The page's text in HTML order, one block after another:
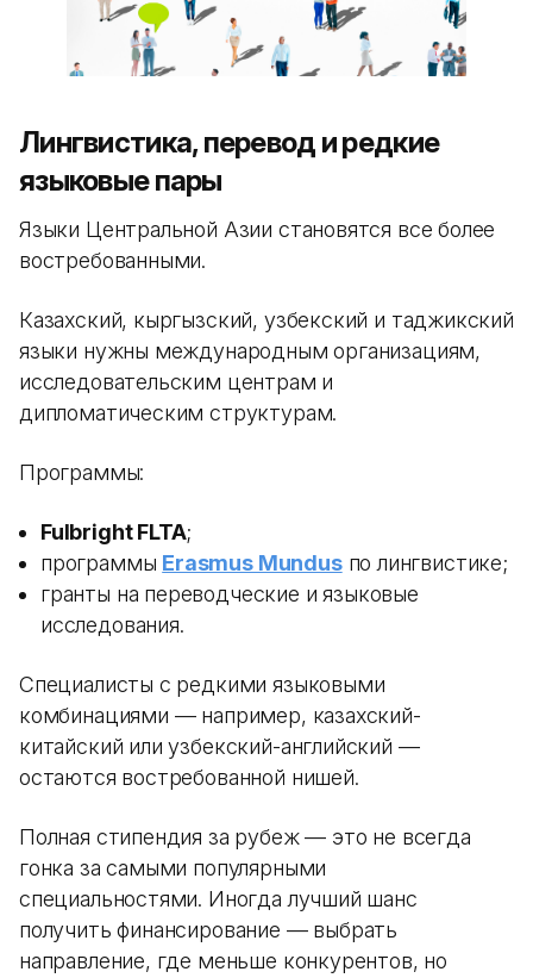
Лингвистика, перевод и редкие
языковые пары
Языки Центральной Азии становятся все более
востребованными.
Казахский, кыргызский, узбекский и таджикский
языки нужны международным организациям,
исследовательским центрам и
дипломатическим структурам.
Программы:
Fulbright FLTA;
программы Erasmus Mundusпо лингвистике;
гранты на переводческие и языковые
исследования.
Специалисты с редкими языковыми
комбинациями — например, казахский-
китайский или узбекский-английский —
остаются востребованной нишей.
Полная стипендия за рубеж — это не всегда
гонка за самыми популярными
специальностями. Иногда лучший шанс
получить финансирование — выбрать
направление, где меньше конкурентов, но